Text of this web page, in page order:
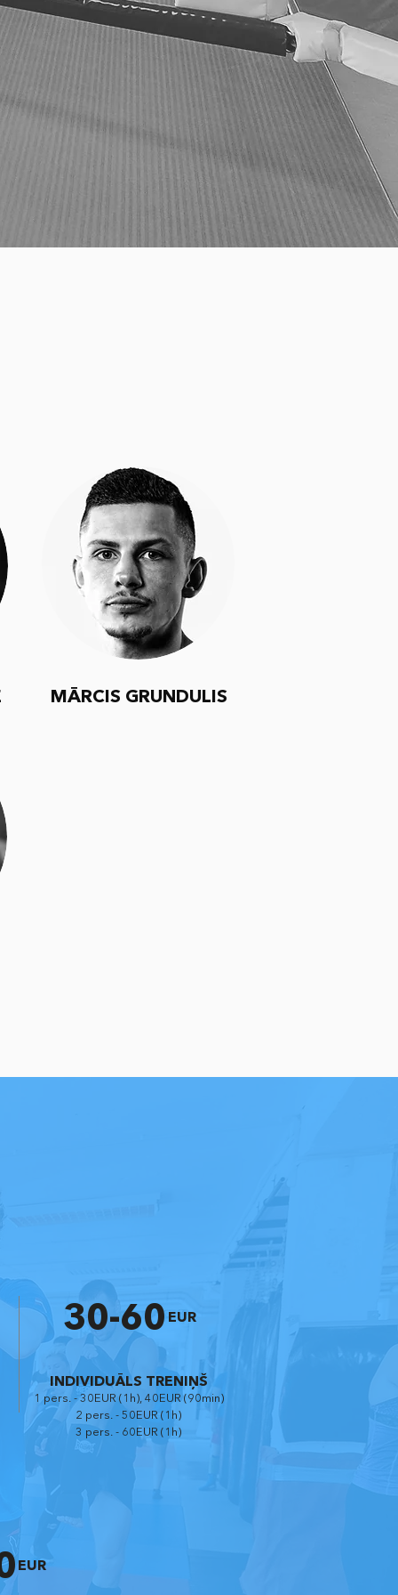
MĀRCIS GRUNDULIS
INDIVIDUĀLS TRENIŅŠ
1 pers. - 30EUR (1h), 40EUR (90min)
2 pers. - 50EUR (1h)
3 pers. - 60EUR (1h)
30-60 EUR
EUR